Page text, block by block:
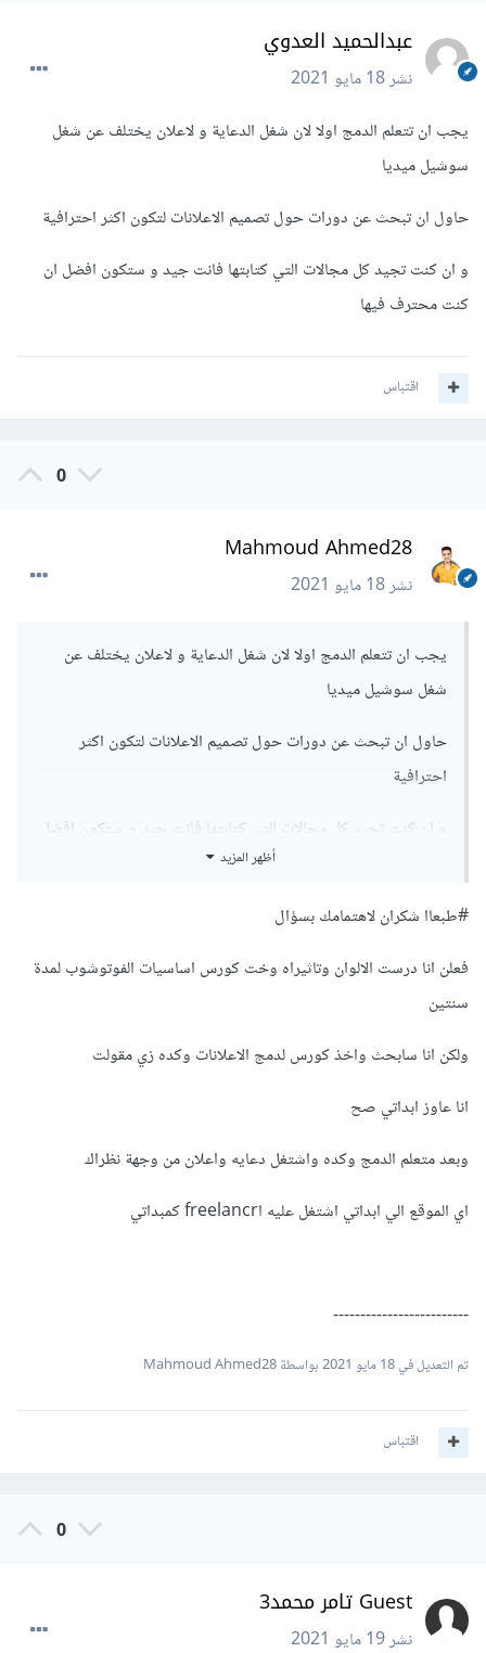
عبدالحميد العدوي
نشر18 مايو 2021
يجب ان تتعلم الدمج اولا لان شغل الدعاية و لاعلان يختلف عن شغل
سوشيل ميديا
حاول ان تبحث عن دورات حول تصميم الاعلانات لتكون اكثر احترافية
و ان كنت تجيد كل مجالات التي كتابتها فانت جيد و ستكون افضل ان
كنت محترف فيها
اقتباس
0
Mahmoud Ahmed28
نشر18 مايو 2021
يجب ان تتعلم الدمج اولا لان شغل الدعاية و لاعلان يختلف عن
شغل سوشيل ميديا
حاول ان تبحث عن دورات حول تصميم الاعلانات لتكون اكثر
احترافية
و ان كنت تجيد كل مجالات التي كتابتها فانت جيد و ستكون افضل
أظهر المزيد
#طبعاا شكران لاهتمامك بسؤال
فعلن انا درست الالوان وتاثيراه وخت كورس اساسيات الفوتوشوب لمدة
سنتين
ولكن انا سابحث واخذ كورس لدمج الاعلانات وكده زي مقولت
انا عاوز ابداتي صح
وبعد متعلم الدمج وكده واشتغل دعايه واعلان من وجهة نظراك
اي الموقع الي ابداتي اشتغل عليه اfreelancr كمبداتي
-------------------------
تم التعديل في18 مايو 2021 بواسطة Mahmoud Ahmed28
اقتباس
0
Guest تامر محمد3
نشر19 مايو 2021